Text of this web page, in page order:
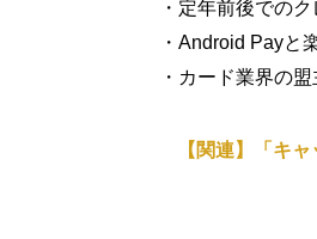
・定年前後での
・Android Payと
・カード業界の
【関連】「キ